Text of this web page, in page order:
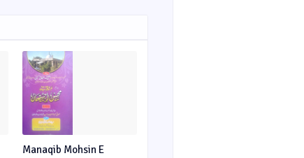
Manaqib Mohsin E